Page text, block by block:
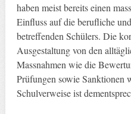
haben meist bereits einen
Einfluss auf die berufliche
betreffenden Schülers. Die
Ausgestaltung von den
Massnahmen wie die
Prüfungen sowie Sanktionen
Schulverweise ist